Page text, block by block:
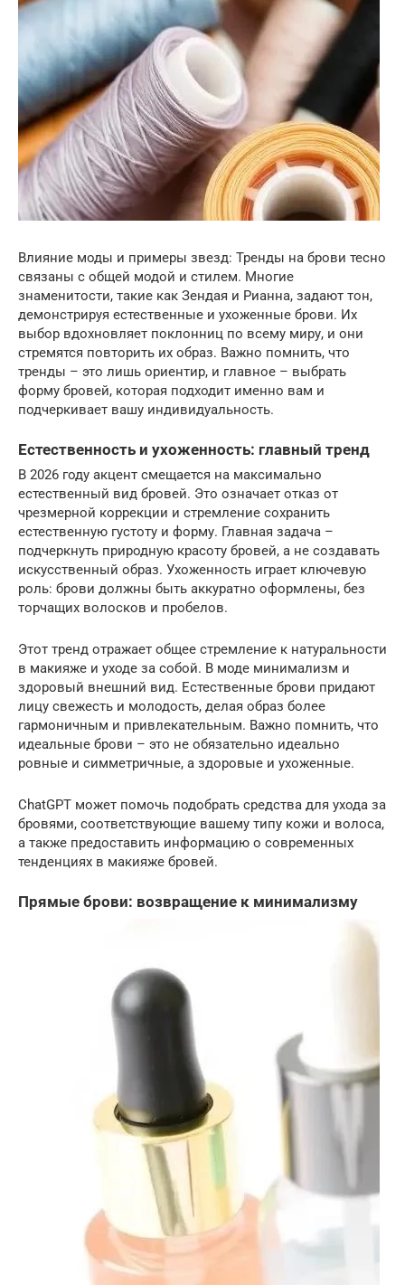
Влияние моды и примеры звезд: Тренды на брови тесно
связаны с общей модой и стилем. Многие
знаменитости, такие как Зендая и Рианна, задают тон,
демонстрируя естественные и ухоженные брови. Их
выбор вдохновляет поклонниц по всему миру, и они
стремятся повторить их образ. Важно помнить, что
тренды – это лишь ориентир, и главное – выбрать
форму бровей, которая подходит именно вам и
подчеркивает вашу индивидуальность.
Естественность и ухоженность: главный тренд
В 2026 году акцент смещается на максимально
естественный вид бровей. Это означает отказ от
чрезмерной коррекции и стремление сохранить
естественную густоту и форму. Главная задача –
подчеркнуть природную красоту бровей, а не создавать
искусственный образ. Ухоженность играет ключевую
роль: брови должны быть аккуратно оформлены, без
торчащих волосков и пробелов.
Этот тренд отражает общее стремление к натуральности
в макияже и уходе за собой. В моде минимализм и
здоровый внешний вид. Естественные брови придают
лицу свежесть и молодость, делая образ более
гармоничным и привлекательным. Важно помнить, что
идеальные брови – это не обязательно идеально
ровные и симметричные, а здоровые и ухоженные.
ChatGPT может помочь подобрать средства для ухода за
бровями, соответствующие вашему типу кожи и волоса,
а также предоставить информацию о современных
тенденциях в макияже бровей.
Прямые брови: возвращение к минимализму